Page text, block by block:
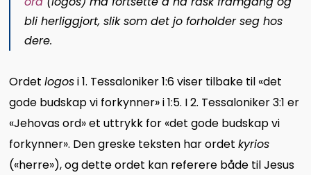
bli herliggjort, slik som det jo forholder seg hos
dere.
Ordetlogosi 1. Tessaloniker 1:6 viser tilbake til «det
gode budskap vi forkynner» i 1:5. I 2. Tessaloniker 3:1 er
«Jehovas ord» et uttrykk for «det gode budskap vi
forkynner». Den greske teksten har ordetkyrios
(«herre»), og dette ordet kan referere både til Jesus